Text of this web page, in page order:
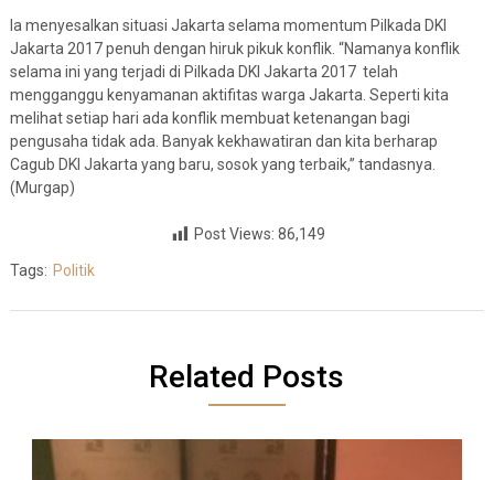
Ia menyesalkan situasi Jakarta selama momentum Pilkada DKI
Jakarta 2017 penuh dengan hiruk pikuk konflik. “Namanya konflik
selama ini yang terjadi di Pilkada DKI Jakarta 2017 telah
mengganggu kenyamanan aktifitas warga Jakarta. Seperti kita
melihat setiap hari ada konflik membuat ketenangan bagi
pengusaha tidak ada. Banyak kekhawatiran dan kita berharap
Cagub DKI Jakarta yang baru, sosok yang terbaik,” tandasnya.
(Murgap)
Post Views: 86,149
Tags: Politik
Related Posts